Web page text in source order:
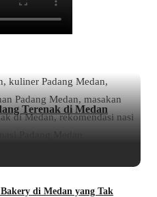
Terenak di Medan
di Medan yang Tak